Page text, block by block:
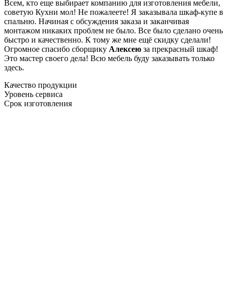
Всем, кто еще выбирает компанию для изготовления мебели,
советую Кухни мол! Не пожалеете! Я заказывала шкаф-купе в
спальню. Начиная с обсуждения заказа и заканчивая
монтажом никаких проблем не было. Все было сделано очень
быстро и качественно. К тому же мне ещё скидку сделали!
Огромное спасибо сборщику Алексею за прекрасный шкаф!
Это мастер своего дела! Всю мебель буду заказывать только
здесь.
Качество продукции
Уровень сервиса
Срок изготовления